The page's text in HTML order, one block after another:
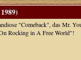
"Comeback", das Mr.
Rocking in A Free World"!